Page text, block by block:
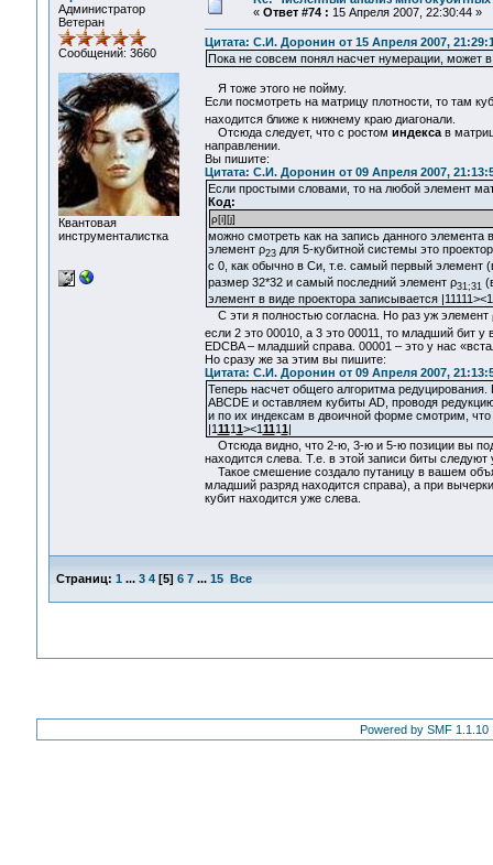
Администратор
Ветеран
Сообщений: 3660
Квантовая
инструменталистка
« Ответ #74 : 15 Апреля 2007, 22:30:44 »
Цитата: С.И. Доронин от 15 Апреля 2007,
Пока не совсем понял насчет нумерации, может
Я тоже этого не пойму.
Если посмотреть на матрицу плотности, то там
находится ближе к нижнему краю диагонали.
Отсюда следует, что с ростом индексав
направлении.
Вы пишите:
Цитата: С.И. Доронин от 09 Апреля 2007,
Если простыми словами, то на любой элемент
Код:
ρ[i][j]
можно смотреть как на запись данного
элемент ρ23для 5-кубитной системы это
с 0, как обычно в Си, т.е. самый первый элемент
размер 32*32 и самый последний элемент ρ31;31
элемент в виде проектора записывается
С эти я полностью согласна. Но раз уж элемент
если 2 это 00010, а 3 это 00011, то младший бит
EDCBA – младший справа. 00001 – это у нас
Но сразу же за этим вы пишите:
Цитата: С.И. Доронин от 09 Апреля 2007,
Теперь насчет общего алгоритма
ABCDE и оставляем кубиты AD, проводя
и по их индексам в двоичной форме смотрим, что
|11111><11111|
Отсюда видно, что 2-ю, 3-ю и 5-ю позиции вы
находится слева. Т.е. в этой записи биты
Такое смешение создало путаницу в вашем
младший разряд находится справа), а при
кубит находится уже слева.
Страниц: 1 ... 3 4[5] 6 7 ... 15 Все
Powered by SMF 1.1.10